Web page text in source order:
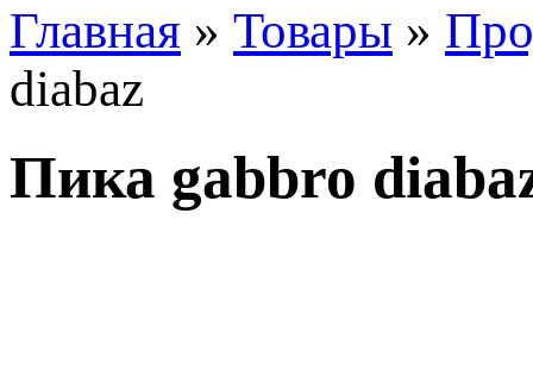
Главная » Товары »
diabaz
Пика gabbro